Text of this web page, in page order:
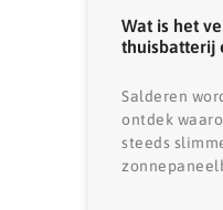
Wat is het
thuisbatterij
Salderen
ontdek
steeds